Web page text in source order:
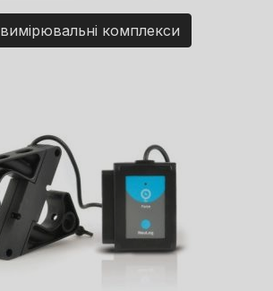
комплекси